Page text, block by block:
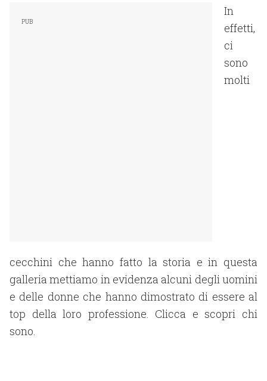
In
effetti,
ci
sono
molti
cecchini che hanno fatto la storia e in questa
galleria mettiamo in evidenza alcuni degli uomini
e delle donne che hanno dimostrato di essere al
top della loro professione. Clicca e scopri chi
sono.